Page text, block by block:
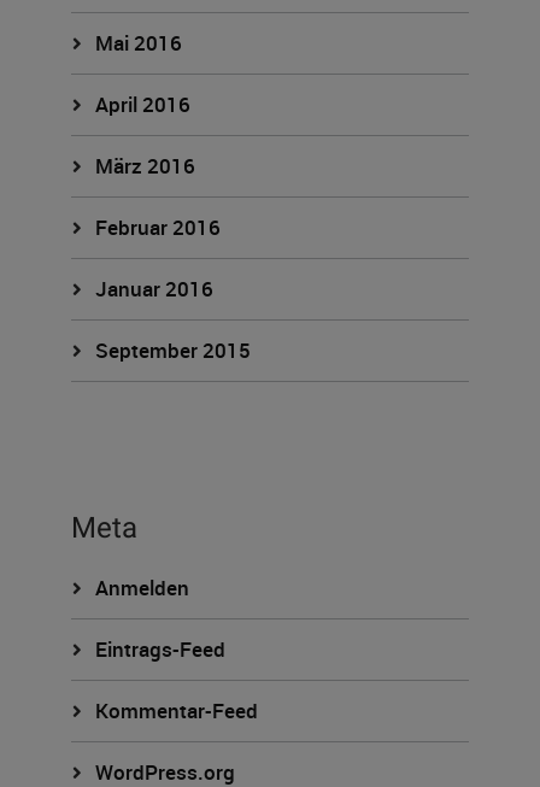
Mai 2016
April 2016
März 2016
Februar 2016
Januar 2016
September 2015
Meta
Anmelden
Eintrags-Feed
Kommentar-Feed
WordPress.org